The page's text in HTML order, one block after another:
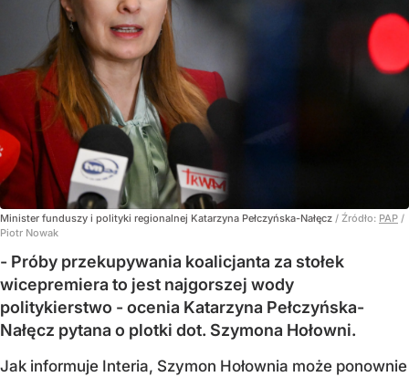
Minister funduszy i polityki regionalnej Katarzyna Pełczyńska-Nałęcz / Źródło: PAP /
Piotr Nowak
- Próby przekupywania koalicjanta za stołek
wicepremiera to jest najgorszej wody
politykierstwo - ocenia Katarzyna Pełczyńska-
Nałęcz pytana o plotki dot. Szymona Hołowni.
Jak informuje Interia, Szymon Hołownia może ponownie